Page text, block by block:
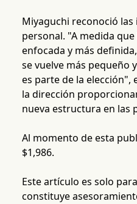
Miyaguchi reconoció las
personal. "A medida que
enfocada y más
se vuelve más pequeño
es parte de la elección",
la dirección
nueva estructura en las
Al momento de esta
$1,986.
Este artículo es solo
constituye